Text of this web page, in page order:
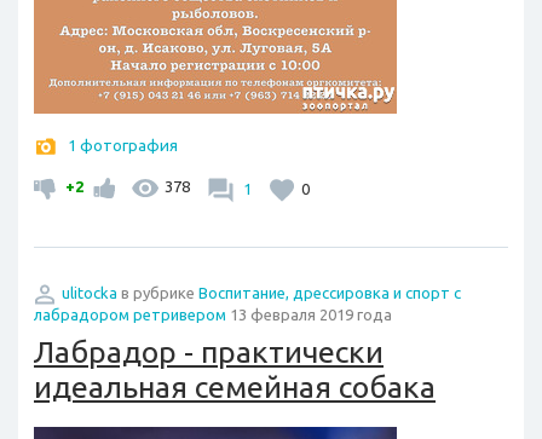
1 фотография
+2 378 1 0
ulitocka в рубрике Воспитание, дрессировка и спорт с
лабрадором ретривером 13 февраля 2019 года
Лабрадор - практически
идеальная семейная собака